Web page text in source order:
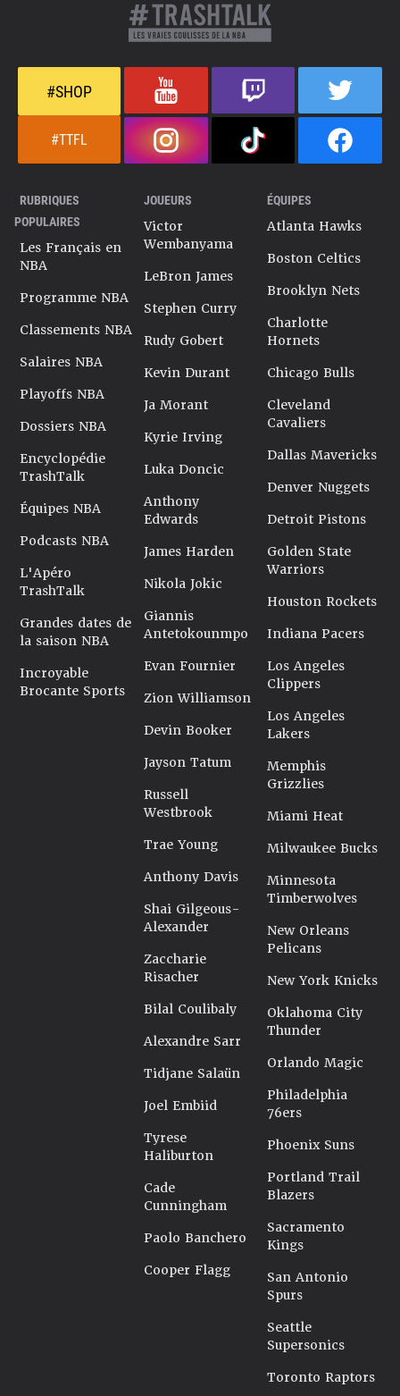
#SHOP
#TTFL
RUBRIQUES
POPULAIRES
Les Français en
NBA
Programme NBA
Classements NBA
Salaires NBA
Playoffs NBA
Dossiers NBA
Encyclopédie
TrashTalk
Équipes NBA
Podcasts NBA
L'Apéro
TrashTalk
Grandes dates de
la saison NBA
Incroyable
Brocante Sports
JOUEURS
Victor
Wembanyama
LeBron James
Stephen Curry
Rudy Gobert
Kevin Durant
Ja Morant
Kyrie Irving
Luka Doncic
Anthony
Edwards
James Harden
Nikola Jokic
Giannis
Antetokounmpo
Evan Fournier
Zion Williamson
Devin Booker
Jayson Tatum
Russell
Westbrook
Trae Young
Anthony Davis
Shai Gilgeous-
Alexander
Zaccharie
Risacher
Bilal Coulibaly
Alexandre Sarr
Tidjane Salaün
Joel Embiid
Tyrese
Haliburton
Cade
Cunningham
Paolo Banchero
Cooper Flagg
ÉQUIPES
Atlanta Hawks
Boston Celtics
Brooklyn Nets
Charlotte
Hornets
Chicago Bulls
Cleveland
Cavaliers
Dallas Mavericks
Denver Nuggets
Detroit Pistons
Golden State
Warriors
Houston Rockets
Indiana Pacers
Los Angeles
Clippers
Los Angeles
Lakers
Memphis
Grizzlies
Miami Heat
Milwaukee Bucks
Minnesota
Timberwolves
New Orleans
Pelicans
New York Knicks
Oklahoma City
Thunder
Orlando Magic
Philadelphia
76ers
Phoenix Suns
Portland Trail
Blazers
Sacramento
Kings
San Antonio
Spurs
Seattle
Supersonics
Toronto Raptors